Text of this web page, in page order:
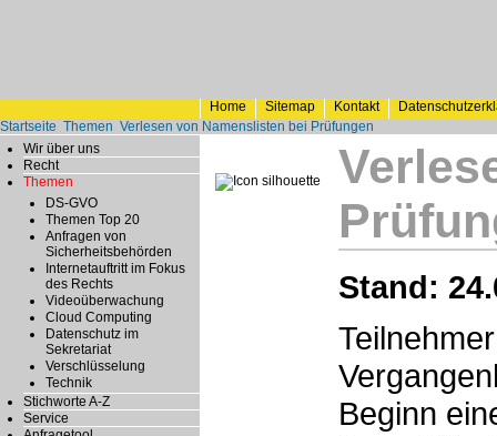
Home Sitemap Kontakt
Startseite Themen Verlesen von Namenslisten bei Prüfungen
Wir über uns
Recht
Themen
DS-GVO
Themen Top 20
Anfragen von
Sicherheitsbehörden
Internetauftritt im Fokus
des Rechts
Videoüberwachung
Cloud Computing
Datenschutz im
Sekretariat
Verschlüsselung
Technik
Stichworte A-Z
Service
Stand:
Beginn